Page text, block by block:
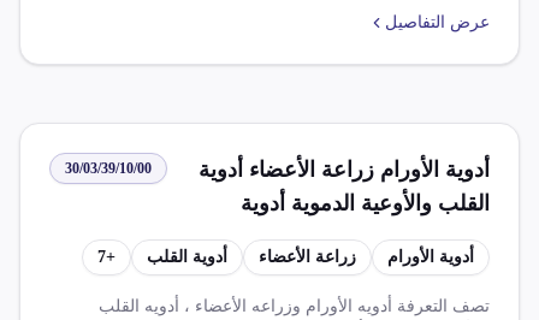
بالتجزئة تحتوي على أنسولين لا
على أنسولين ولا تحتوي على مضادات حيوية لقانون ضريبة قيمة
عرض التفاصيل
أدوية الأورام زراعة الأعضاء أدوية
القلب والأوعية الدموية أدوية
البلهارسيا البدائل الصناعية للبلازما
أدوية الأمراض المستعصية والمزمنة
والنفسية والعصبية لا تحتوي على
30/03/39/10/00
أدوية الأورام زراعة الأعضاء أدوية القلب +
7
تصف التعرفة أدويه الأورام وزراعه الأعضاء ، أدويه القلب